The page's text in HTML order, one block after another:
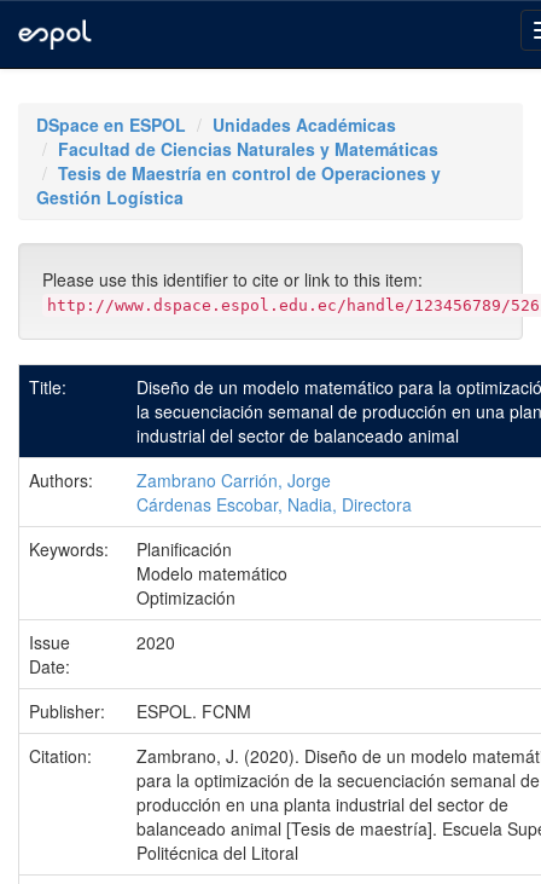
navigationDSpace en ESPOL
Unidades Académicas
Facultad de Ciencias Naturales y Matemáticas
Tesis de Maestría en control de Operaciones y
Gestión Logística
Please use this identifier to cite or link to this item:
http://www.dspace.espol.edu.ec/handle/123456789/
Title:
Diseño de un modelo matemático para la
la secuenciación semanal de producción en una
industrial del sector de balanceado animal
Authors:
Zambrano Carrión, Jorge
Cárdenas Escobar, Nadia, Directora
Keywords:
Planificación
Modelo matemático
Optimización
Issue
Date:
2020
Publisher:
ESPOL. FCNM
Citation:
Zambrano, J. (2020). Diseño de un modelo
para la optimización de la secuenciación semanal de
producción en una planta industrial del sector de
balanceado animal [Tesis de maestría]. Escuela
Politécnica del Litoral